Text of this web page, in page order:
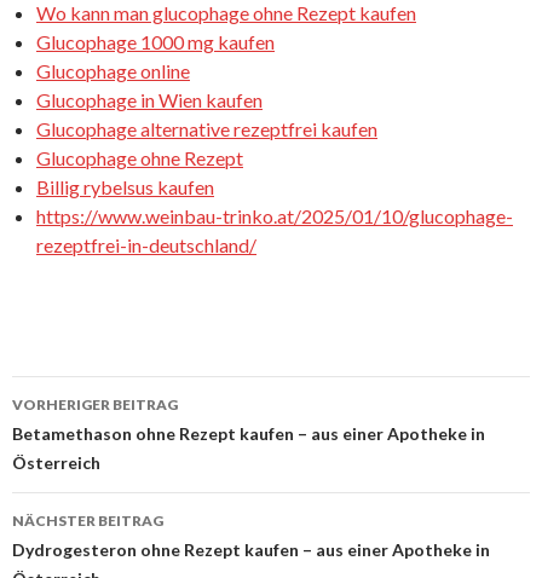
Wo kann man glucophage ohne Rezept kaufen
Glucophage 1000 mg kaufen
Glucophage online
Glucophage in Wien kaufen
Glucophage alternative rezeptfrei kaufen
Glucophage ohne Rezept
Billig rybelsus kaufen
https://www.weinbau-trinko.at/2025/01/10/glucophage-
rezeptfrei-in-deutschland/
Beitrags-
Navigation
VORHERIGER BEITRAG
Betamethason ohne Rezept kaufen – aus einer Apotheke in
Österreich
NÄCHSTER BEITRAG
Dydrogesteron ohne Rezept kaufen – aus einer Apotheke in